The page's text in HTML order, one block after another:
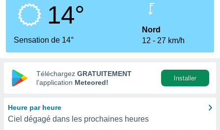
14°
Sensation de 14°
Nord
12
27 km/h
Téléchargez GRATUITEMENT
l’application Meteored!
Installer
Heure par heure
Ciel dégagé dans les prochaines heures